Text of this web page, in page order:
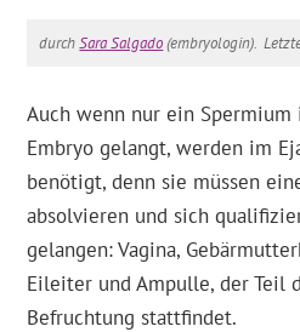
durchSara Salgado(embryologin).
Auch wenn nur ein
Embryo gelangt, werden im
benötigt, denn sie müssen
absolvieren und sich
gelangen: Vagina,
Eileiter und Ampulle, der Teil
Befruchtung stattfindet.